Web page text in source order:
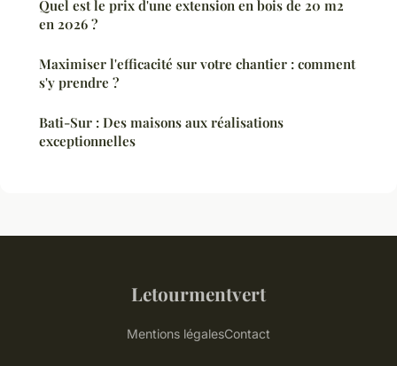
Quel est le prix d'une extension en bois de 20 m2
en 2026 ?
Maximiser l'efficacité sur votre chantier : comment
s'y prendre ?
Bati-Sur : Des maisons aux réalisations
exceptionnelles
Letourmentvert
Mentions légalesContact